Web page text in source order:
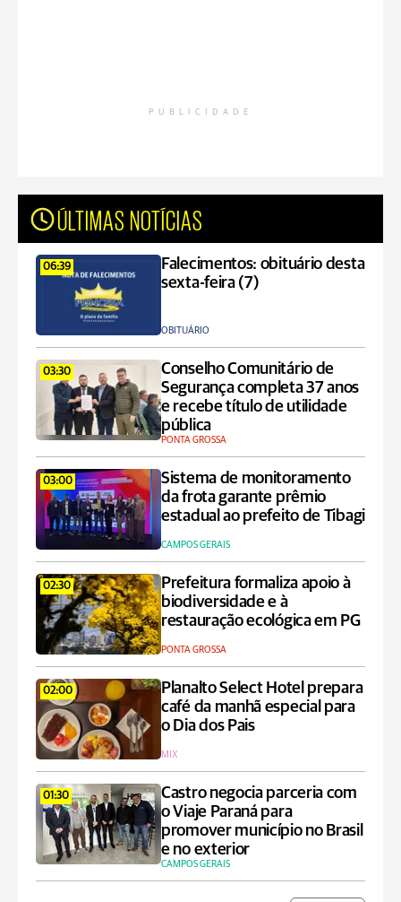
PUBLICIDADE
ÚLTIMAS NOTÍCIAS
06:39
Falecimentos: obituário desta
sexta-feira (7)
OBITUÁRIO
03:30
Conselho Comunitário de
Segurança completa 37 anos
e recebe título de utilidade
pública
PONTA GROSSA
03:00
Sistema de monitoramento
da frota garante prêmio
estadual ao prefeito de Tibagi
CAMPOS GERAIS
02:30
Prefeitura formaliza apoio à
biodiversidade e à
restauração ecológica em PG
PONTA GROSSA
02:00
Planalto Select Hotel prepara
café da manhã especial para
o Dia dos Pais
MIX
01:30
Castro negocia parceria com
o Viaje Paraná para
promover município no Brasil
e no exterior
CAMPOS GERAIS